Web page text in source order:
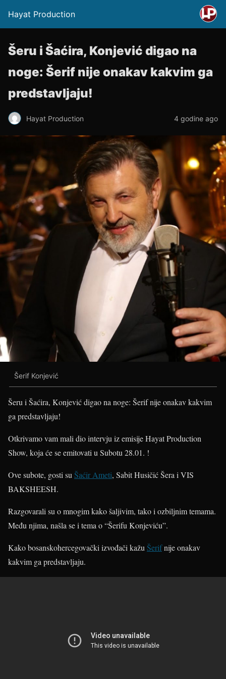
Hayat Production
Šeru i Šaćira, Konjević digao na
noge: Šerif nije onakav kakvim ga
predstavljaju!
Hayat Production 4 godine ago
Šerif Konjević
Šeru i Šaćira, Konjević digao na noge: Šerif nije onakav kakvim
ga predstavljaju!
Otkrivamo vam mali dio intervju iz emisije Hayat Production
Show, koja će se emitovati u Subotu 28.01. !
Ove subote, gosti su Šaćir Ameti, Sabit Husičić Šera i VIS
BAKSHEESH.
Razgovarali su o mnogim kako šaljivim, tako i ozbiljnim temama.
Među njima, našla se i tema o “Šerifu Konjeviću”.
Kako bosanskohercegovački izvođači kažu Šerifnije onakav
kakvim ga predstavljaju.